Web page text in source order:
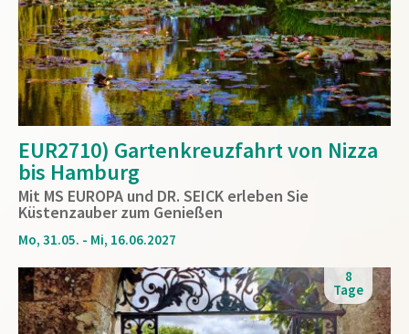
EUR2710) Gartenkreuzfahrt von Nizza
bis Hamburg
Mit MS EUROPA und DR. SEICK erleben Sie
Küstenzauber zum Genießen
Mo, 31.05. - Mi, 16.06.2027
8
Tage